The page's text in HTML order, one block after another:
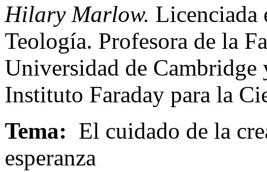
Hilary Marlow. Licenciada
Teología. Profesora de la
Universidad de Cambridge
Instituto Faraday para la
Tema: El cuidado de la
esperanza